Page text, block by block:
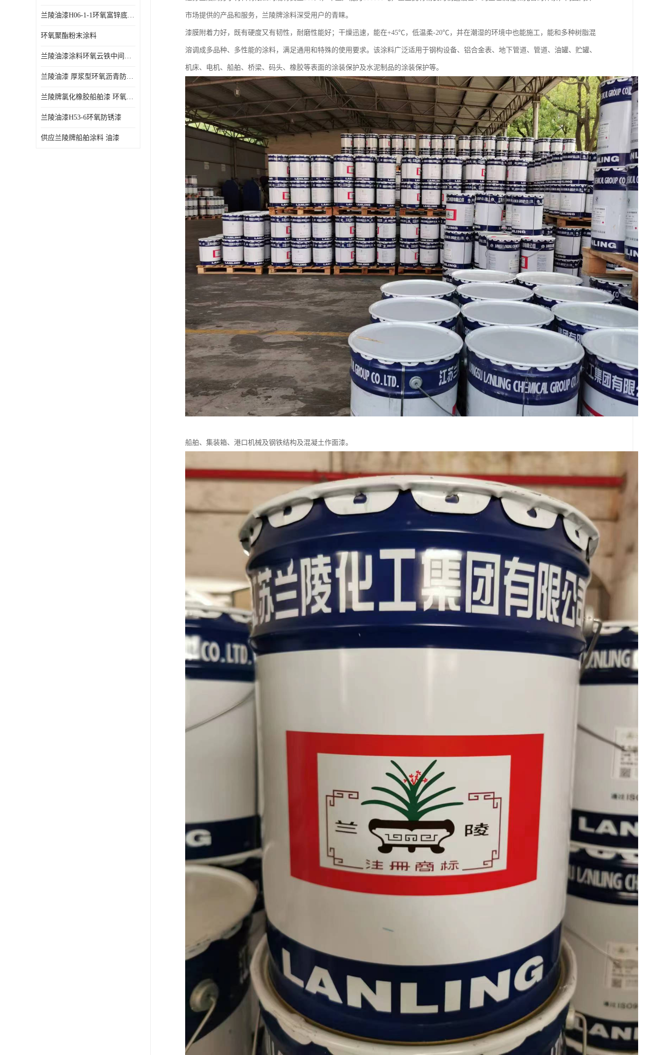
兰陵油漆H06-1-1环氧富锌底漆 船舶桥梁铁塔储罐防锈漆
环氧聚酯粉末涂料
兰陵油漆涂料环氧云铁中间漆、环氧煤沥青漆
兰陵油漆 厚浆型环氧沥青防锈漆 埋地管道专用漆
兰陵牌氯化橡胶船舶漆 环氧富锌底漆
兰陵油漆H53-6环氧防锈漆
供应兰陵牌船舶涂料 油漆
市场提供的产品和服务，兰陵牌涂料深受用户的青睐。
漆膜附着力好，既有硬度又有韧性，耐磨性能好；干燥迅速，能在+45℃，低温柔-20℃，并在潮湿的环境中也能施工，能和多种树脂混
溶调成多品种、多性能的涂料，满足通用和特殊的使用要求。该涂料广泛适用于钢构设备、铝合金表、地下管道、管道、油罐、贮罐、
机床、电机、船舶、桥梁、码头、橡胶等表面的涂装保护及水泥制品的涂装保护等。
船舶、集装箱、港口机械及钢铁结构及混凝土作面漆。